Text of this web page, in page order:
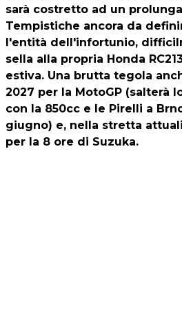
sarà costretto ad un
Tempistiche ancora da
l'entità dell'infortunio,
sella alla propria Honda
estiva. Una brutta tegola
2027 per la MotoGP (salterà
con la 850cc e le Pirelli a
giugno) e, nella stretta
per la 8 ore di Suzuka.